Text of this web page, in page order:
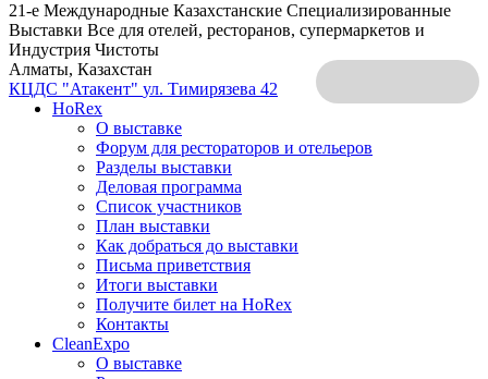
21-е Международные Казахстанские Специализированные
Выставки Все для отелей, ресторанов, супермаркетов и
Индустрия Чистоты
Алматы, Казахстан
КЦДС "Атакент" ул. Тимирязева 42
HoRex
О выставке
Форум для рестораторов и отельеров
Разделы выставки
Деловая программа
Список участников
План выставки
Как добраться до выставки
Письма приветствия
Итоги выставки
Получите билет на HoRex
Контакты
CleanExpo
О выставке